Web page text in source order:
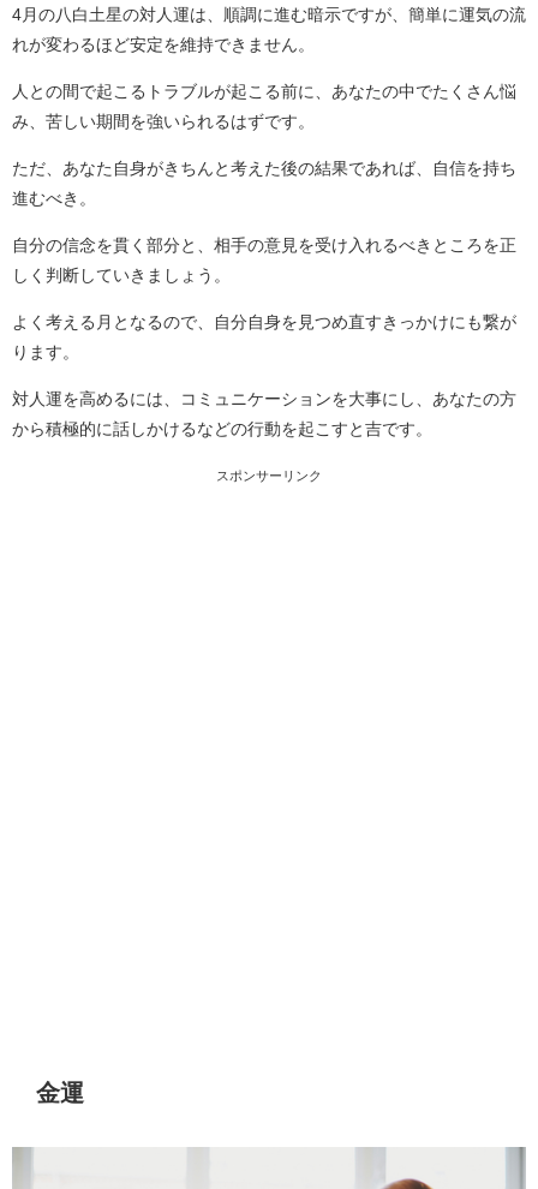
4月の八白土星の対人運は、順調に進む暗示ですが、簡単に運気の流
れが変わるほど安定を維持できません。
人との間で起こるトラブルが起こる前に、あなたの中でたくさん悩
み、苦しい期間を強いられるはずです。
ただ、あなた自身がきちんと考えた後の結果であれば、自信を持ち
進むべき。
自分の信念を貫く部分と、相手の意見を受け入れるべきところを正
しく判断していきましょう。
よく考える月となるので、自分自身を見つめ直すきっかけにも繋が
ります。
対人運を高めるには、コミュニケーションを大事にし、あなたの方
から積極的に話しかけるなどの行動を起こすと吉です。
スポンサーリンク
金運